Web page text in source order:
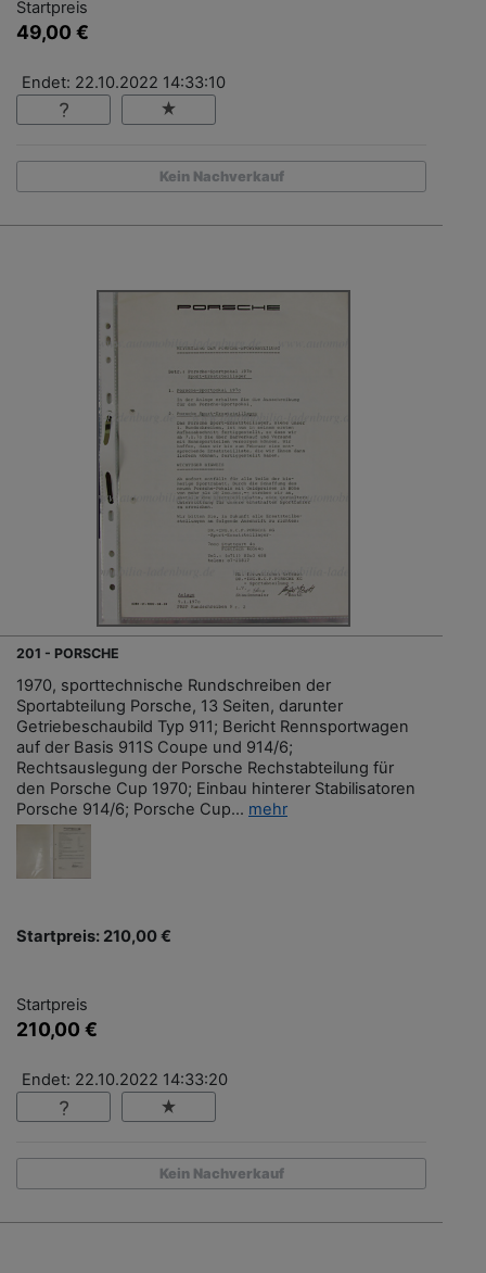
Startpreis
49,00 €
Endet: 22.10.2022 14:33:10
Kein Nachverkauf
201 - PORSCHE
1970, sporttechnische Rundschreiben der
Sportabteilung Porsche, 13 Seiten, darunter
Getriebeschaubild Typ 911; Bericht Rennsportwagen
auf der Basis 911S Coupe und 914/6;
Rechtsauslegung der Porsche Rechstabteilung für
den Porsche Cup 1970; Einbau hinterer Stabilisatoren
Porsche 914/6; Porsche Cup... mehr
Startpreis: 210,00 €
Startpreis
210,00 €
Endet: 22.10.2022 14:33:20
Kein Nachverkauf